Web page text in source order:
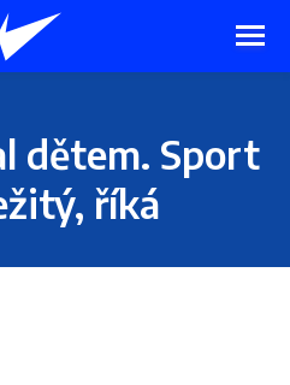
dětem. Sport
říká